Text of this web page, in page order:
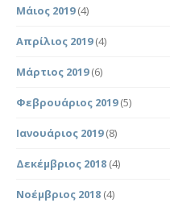
Μάιος 2019(4)
Απρίλιος 2019(4)
Μάρτιος 2019(6)
Φεβρουάριος 2019(5)
Ιανουάριος 2019(8)
Δεκέμβριος 2018 (4)
Νοέμβριος 2018 (4)